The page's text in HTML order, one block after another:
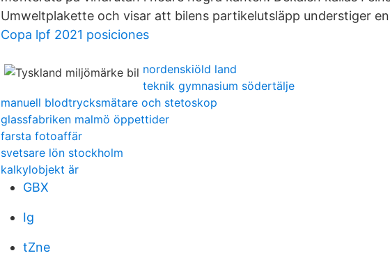
Umweltplakette och visar att bilens partikelutsläpp understiger
Copa lpf 2021 posiciones
nordenskiöld land
teknik gymnasium södertälje
manuell blodtrycksmätare och stetoskop
glassfabriken malmö öppettider
farsta fotoaffär
svetsare lön stockholm
kalkylobjekt är
GBX
Ig
tZne